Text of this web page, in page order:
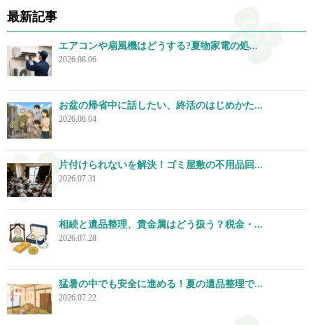
最新記事
エアコンや扇風機はどうする?夏物家電の処...
2026.08.06
お盆の帰省中に話したい、終活のはじめかた...
2026.08.04
片付けられないを解決！ゴミ屋敷の不用品回...
2026.07.31
相続と遺品整理、貴金属はどう扱う？税金・...
2026.07.28
猛暑の中でも安全に進める！夏の遺品整理で...
2026.07.22